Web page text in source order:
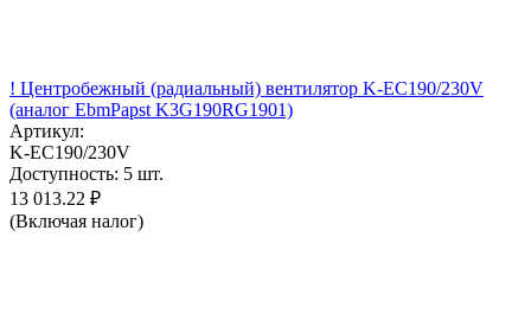
! Центробежный (радиальный) вентилятор K-EC190/230V
(аналог EbmPapst K3G190RG1901)
Артикул:
K-EC190/230V
Доступность: 5 шт.
13 013.22 ₽
(Включая налог)